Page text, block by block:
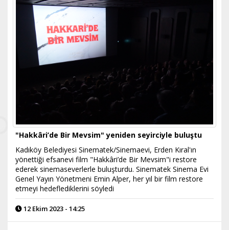
"Hakkâri’de Bir Mevsim" yeniden seyirciyle buluştu
Kadıköy Belediyesi Sinematek/Sinemaevi, Erden Kıral'ın
yönettiği efsanevi film "Hakkâri’de Bir Mevsim"i restore
ederek sinemaseverlerle buluşturdu. Sinematek Sinema Evi
Genel Yayın Yönetmeni Emin Alper, her yıl bir film restore
etmeyi hedeflediklerini söyledi
12 Ekim 2023 - 14:25